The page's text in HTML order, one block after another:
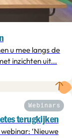
u mee langs de
inzichten uit...
Webinars
terugkijken
‘Nieuwe